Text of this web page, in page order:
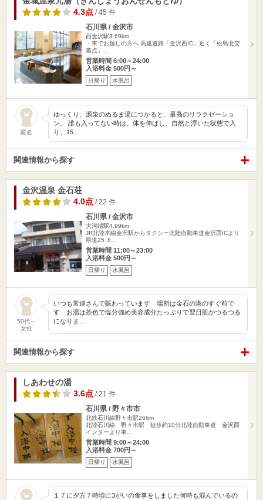
4.3点 / 45 件
石川県 / 金沢市
西金沢駅3.69km
・車でお越しの方へ 高速道路「金沢西IC」近く「松島北交
差点」…
営業時間 6:00～24:00
入浴料金 500円～
日帰り 水風呂
匿名
ゆっくり、源泉のぬるま湯につかると、最高のリラクゼーショ
ン。 誰も入ってない時は、体を伸ばし、自然と浮いた状態で入
り、15…
関連情報から探す
金沢温泉 金石荘
4.0点 / 22 件
石川県 / 金沢市
大河端駅4.99km
JR北陸本線金沢駅からタクシー北陸自動車道金沢西ICより
県道25･8…
営業時間 11:00～23:00
入浴料金 500円～
日帰り 水風呂
50代～
女性
いつも常連さんで賑わっています 場所は金石の港のすぐ前で
す お湯は茶色で塩分強め美容成分たっぷりで翌日肌がつるつる
になりま…
関連情報から探す
しあわせの湯
3.6点 / 21 件
石川県 / 野々市市
北鉄石川線野々市駅266m
北陸石川線 野々市駅 徒歩約10分北陸自動車道 金沢西
インターより車…
営業時間 9:00～24:00
入浴料金 700円～
日帰り 水風呂
１７に夕方７時頃に3がいの食事をしました何時も混んでいるの